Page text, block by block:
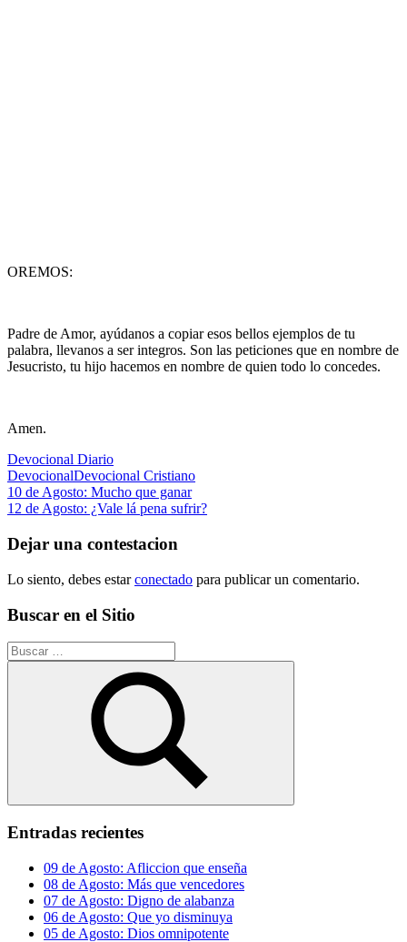
OREMOS:
Padre de Amor, ayúdanos a copiar esos bellos ejemplos de tu
palabra, llevanos a ser integros. Son las peticiones que en nombre de
Jesucristo, tu hijo hacemos en nombre de quien todo lo concedes.
Amen.
Devocional Diario
DevocionalDevocional Cristiano
Navegación
de
entradas
Entrada
anterior:
10 de Agosto: Mucho que ganar
Siguiente
12 de Agosto: ¿Vale lá pena sufrir?
Dejar una contestacion
Lo siento, debes estarconectado para publicar un comentario.
Buscar en el Sitio
Buscar:
Buscar
Entradas recientes
09 de Agosto: Afliccion que enseña
08 de Agosto: Más que vencedores
07 de Agosto: Digno de alabanza
06 de Agosto: Que yo disminuya
05 de Agosto: Dios omnipotente